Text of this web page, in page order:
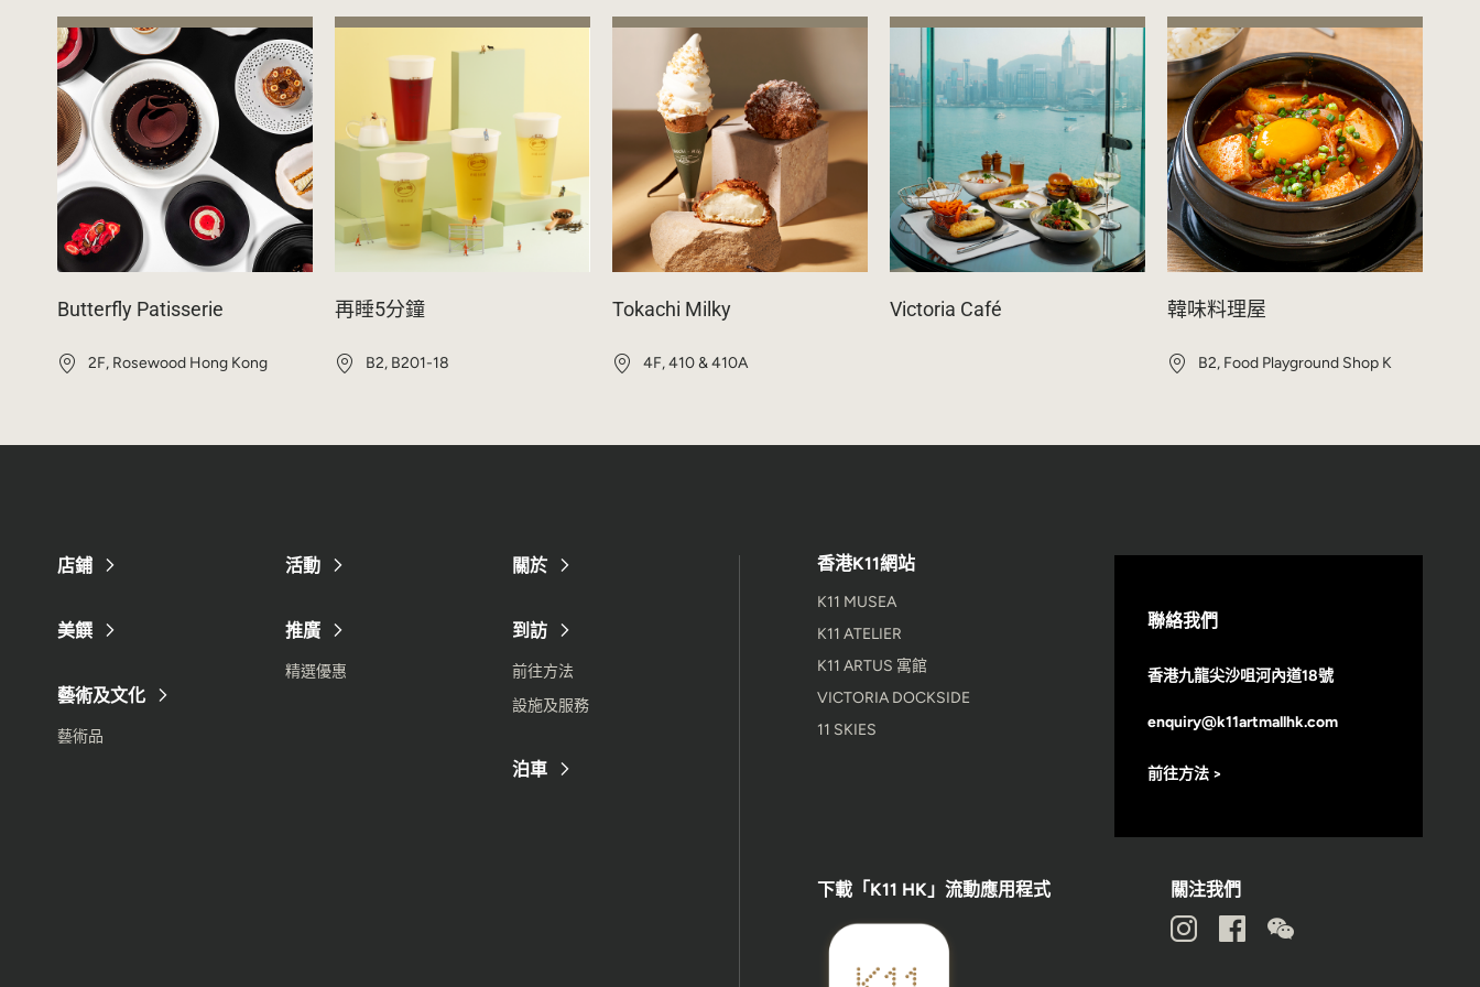
Butterfly Patisserie
2F, Rosewood Hong Kong
再睡5分鐘
B2, B201-18
Tokachi Milky
4F, 410 & 410A
Victoria Café 韓味料理屋
B2, Food Playground Shop K
店鋪
美饌
藝術及文化
藝術品
活動
推廣
精選優惠
關於
到訪
前往方法
設施及服務
泊車
香港K11網站
K11 MUSEA
K11 ATELIER
K11 ARTUS 寓館
VICTORIA DOCKSIDE
11 SKIES
聯絡我們
香港九龍尖沙咀河內道18號
enquiry@k11artmallhk.com
前往方法 >
下載「K11 HK」流動應用程式 關注我們